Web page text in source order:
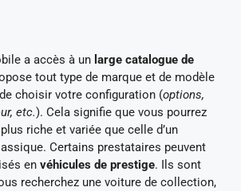
a accès à un large catalogue de
tout type de marque et de modèle
choisir votre configuration (options,
etc.). Cela signifie que vous pourrez
riche et variée que celle d’un
Certains prestataires peuvent
en véhicules de prestige. Ils sont
recherchez une voiture de collection,